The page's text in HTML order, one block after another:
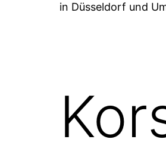
in Düsseldorf und